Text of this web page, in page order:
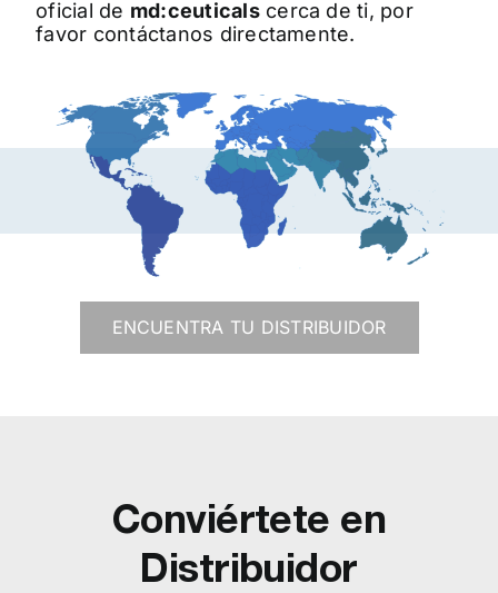
oficial de md:ceuticalscerca de ti, por
favor contáctanos directamente.
ENCUENTRA TU DISTRIBUIDOR
Conviértete en
Distribuidor